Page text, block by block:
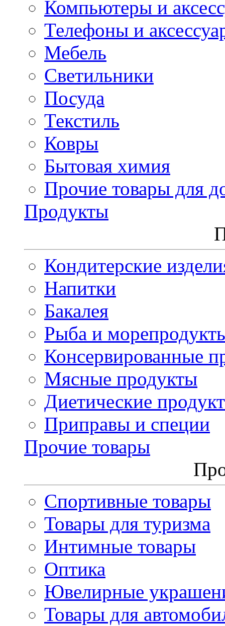
Компьютеры и
Телефоны и
Мебель
Светильники
Посуда
Текстиль
Ковры
Бытовая химия
Прочие товары для
Продукты
Кондитерские
Напитки
Бакалея
Рыба и
Консервированные
Мясные продукты
Диетические
Приправы и специи
Прочие товары
Спортивные товары
Товары для туризма
Интимные товары
Оптика
Ювелирные
Товары для